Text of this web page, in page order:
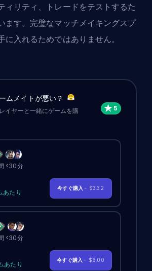
ィリティ、トレードをテストするた
ます。完璧なマッチメイキングスプ
に入れるためではありません。
ムメイトが悪い？
イヤーと一緒にゲームを購
<30分
あたり
今すぐ購入- $3.32
<30分
あたり
今すぐ購入- $6.00